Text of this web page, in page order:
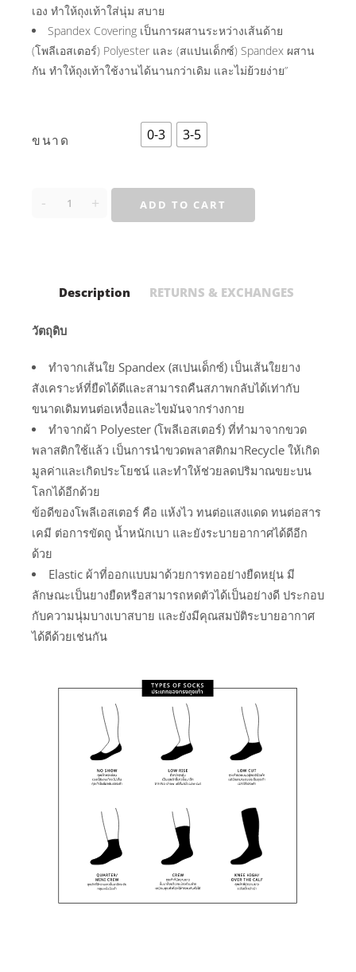
เอง ทำให้ถุงเท้าใส่นุ่ม สบาย
Spandex Covering เป็นการผสานระหว่างเส้นด้าย
(โพลีเอสเตอร์) Polyester และ (สแปนเด็กซ์) Spandex ผสาน
กัน ทำให้ถุงเท้าใช้งานได้นานกว่าเดิม และไม่ย้วยง่าย”
ขนาด 0-3 3-5
+
- ADD TO CART
Description RETURNS & EXCHANGES
วัตถุดิบ
ทำจากเส้นใย Spandex (สเปนเด็กซ์) เป็นเส้นใยยาง
สังเคราะห์ที่ยืดได้ดีและสามารถคืนสภาพกลับได้เท่ากับ
ขนาดเดิมทนต่อเหงื่อและไขมันจากร่างกาย
ทำจากผ้า Polyester (โพลีเอสเตอร์) ที่ทำมาจากขวด
พลาสติกใช้แล้ว เป็นการนำขวดพลาสติกมาRecycle ให้เกิด
มูลค่าและเกิดประโยชน์ และทำให้ช่วยลดปริมาณขยะบน
โลกได้อีกด้วย
ข้อดีของโพลีเอสเตอร์ คือ แห้งไว ทนต่อแสงแดด ทนต่อสาร
เคมี ต่อการขัดถู น้ำหนักเบา และยังระบายอากาศได้ดีอีก
ด้วย
Elastic ผ้าที่ออกแบบมาด้วยการทออย่างยืดหยุ่น มี
ลักษณะเป็นยางยืดหรือสามารถหดตัวได้เป็นอย่างดี ประกอบ
กับความนุ่มบางเบาสบาย และยังมีคุณสมบัติระบายอากาศ
ได้ดีด้วยเช่นกัน